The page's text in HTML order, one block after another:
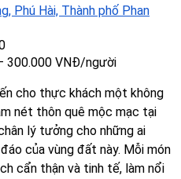
Phú Hài, Thành phố Phan
300.000 VNĐ/người
cho thực khách một không
nét thôn quê mộc mạc tại
lý tưởng cho những ai
của vùng đất này. Mỗi món
cẩn thận và tinh tế, làm nổi